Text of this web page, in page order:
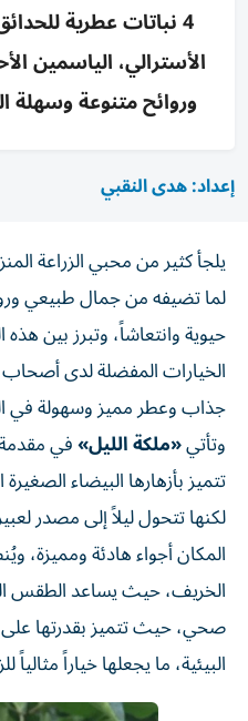
4 نباتات عطرية
الأسترالي، الياسمين
وروائح متنوعة وسهلة
إعداد: هدى النقبي
يلجأ كثير من محبي الزراعة
لما تضيفه من جمال طبيعي
حيوية وانتعاشاً، وتبرز بين هذه
الخيارات المفضلة لدى
جذاب وعطر مميز وسهولة في
وتأتي«ملكة الليل»في
تتميز بأزهارها البيضاء
لكنها تتحول ليلاً إلى مصدر
المكان أجواء هادئة ومميزة،
الخريف، حيث يساعد الطقس
صحي، حيث تتميز بقدرتها
البيئية، ما يجعلها خياراً